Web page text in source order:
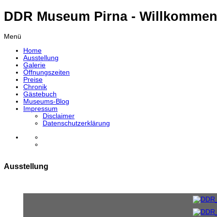
DDR Museum Pirna -
Menü
Home
Ausstellung
Galerie
Öffnungszeiten
Preise
Chronik
Gästebuch
Museums-Blog
Impressum
Disclaimer
Datenschutzerklärung
Ausstellung